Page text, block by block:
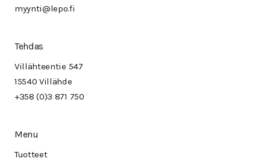
myynti@lepo.fi
Tehdas
Villähteentie 547
15540 Villähde
+358 (0)3 871 750
Menu
Tuotteet